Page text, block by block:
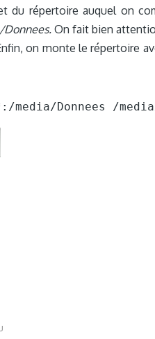
du répertoire auquel on
On fait bien
on monte le répertoire
Donnees /